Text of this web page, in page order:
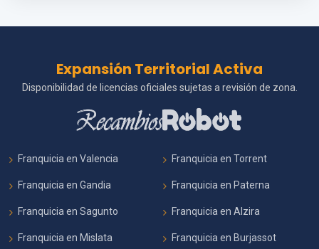
Expansión Territorial Activa
Disponibilidad de licencias oficiales sujetas a revisión de zona.
Franquicia en Valencia Franquicia en Torrent
Franquicia en Gandia Franquicia en Paterna
Franquicia en Sagunto Franquicia en Alzira
Franquicia en Mislata Franquicia en Burjassot